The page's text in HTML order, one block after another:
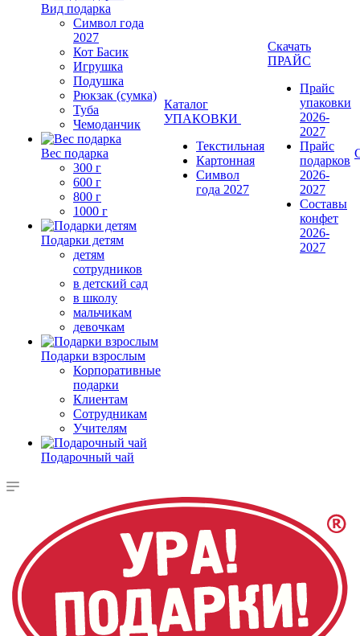
Вид подарка
Символ года
2027
Кот Басик
Игрушка
Подушка
Рюкзак (сумка)
Туба
Чемоданчик
Вес подарка
300 г
600 г
800 г
1000 г
Подарки детям
детям
сотрудников
в детский сад
в школу
мальчикам
девочкам
Подарки взрослым
Корпоративные
подарки
Клиентам
Сотрудникам
Учителям
Подарочный чай
Каталог
УПАКОВКИ
Текстильная
Картонная
Символ
года 2027
Скачать
ПРАЙС
Прайс
упаковки
2026-
2027
Прайс
подарков
2026-
2027
Составы
конфет
2026-
2027